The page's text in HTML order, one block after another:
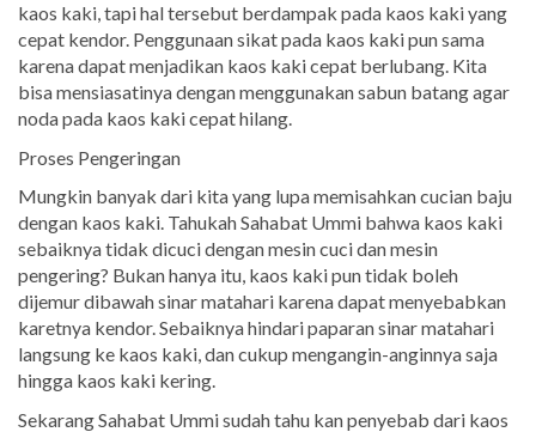
kaos kaki, tapi hal tersebut berdampak pada kaos kaki yang
cepat kendor. Penggunaan sikat pada kaos kaki pun sama
karena dapat menjadikan kaos kaki cepat berlubang. Kita
bisa mensiasatinya dengan menggunakan sabun batang agar
noda pada kaos kaki cepat hilang.
Proses Pengeringan
Mungkin banyak dari kita yang lupa memisahkan cucian baju
dengan kaos kaki. Tahukah Sahabat Ummi bahwa kaos kaki
sebaiknya tidak dicuci dengan mesin cuci dan mesin
pengering? Bukan hanya itu, kaos kaki pun tidak boleh
dijemur dibawah sinar matahari karena dapat menyebabkan
karetnya kendor. Sebaiknya hindari paparan sinar matahari
langsung ke kaos kaki, dan cukup mengangin-anginnya saja
hingga kaos kaki kering.
Sekarang Sahabat Ummi sudah tahu kan penyebab dari kaos